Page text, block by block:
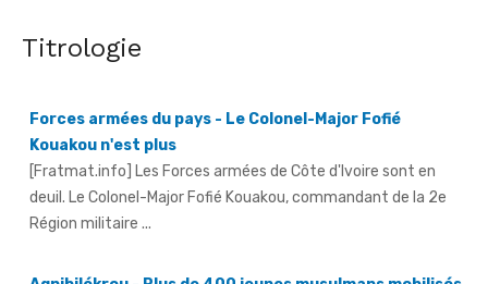
Titrologie
Kouakou n'est plus
[Fratmat.info] Les Forces armées de Côte d'Ivoire sont en
deuil. Le Colonel-Major Fofié Kouakou, commandant de la 2e
Région militaire ...
pour un pays ambitieux et solidaire